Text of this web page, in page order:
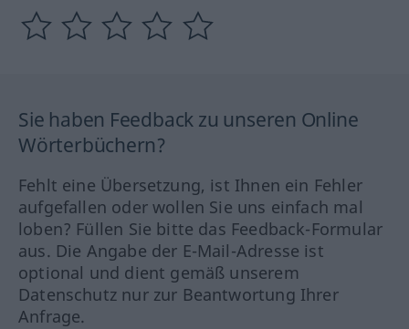
Sie haben Feedback zu unseren Online
Wörterbüchern?
Fehlt eine Übersetzung, ist Ihnen ein Fehler
aufgefallen oder wollen Sie uns einfach mal
loben? Füllen Sie bitte das Feedback-Formular
aus. Die Angabe der E-Mail-Adresse ist
optional und dient gemäß unserem
Datenschutz nur zur Beantwortung Ihrer
Anfrage.